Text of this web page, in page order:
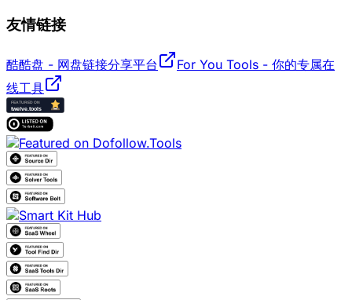
友情链接
酷酷盘 - 网盘链接分享平台
For You Tools - 你的专属在
线工具